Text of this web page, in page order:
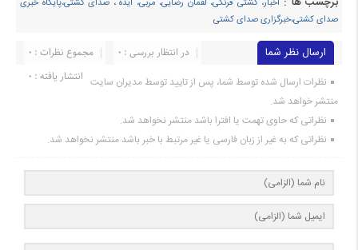
اخبار، کشتی فرنگی، لقمان رضایی، مربی، ایذه ، صدای کشتی،پایگاه خبری
صدای کشتی،خبرگزاری صدای کشتی
ارسال نظر شما مجموع نظرات : 0
در انتظار بررسی : 0
انتشار یافته : ۰ نظرات ارسال شده توسط شما، پس از تایید توسط مدیران سایت
منتشر خواهد شد.
نظراتی که حاوی تهمت یا افترا باشد منتشر نخواهد شد.
نظراتی که به غیر از زبان فارسی یا غیر مرتبط با خبر باشد منتشر نخواهد شد.